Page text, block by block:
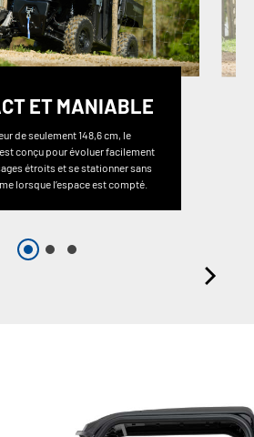
ET MANIABLE
de seulement 148,6 cm, le
est conçu pour évoluer facilement
étroits et se stationner sans
lorsque l’espace est compté.